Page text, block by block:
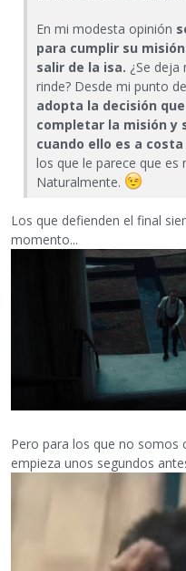
En mi modesta opinión
para cumplir su
salir de la isa. ¿Se deja
rinde? Desde mi punto
adopta la decisión
completar la misión y
cuando ello es a
los que le parece que es
Naturalmente.
Los que defienden el final
momento...
Pero para los que no somos
empieza unos segundos